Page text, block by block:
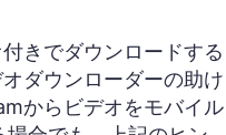
きでダウンロードする
ダウンローダーの助け
からビデオをモバイル